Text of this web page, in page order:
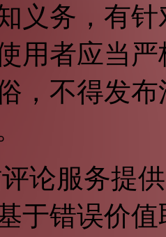
义务，有
用者应当
，不得发
论服务提
于错误价